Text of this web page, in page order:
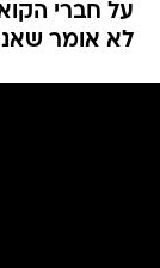
על חברי
לא אומר